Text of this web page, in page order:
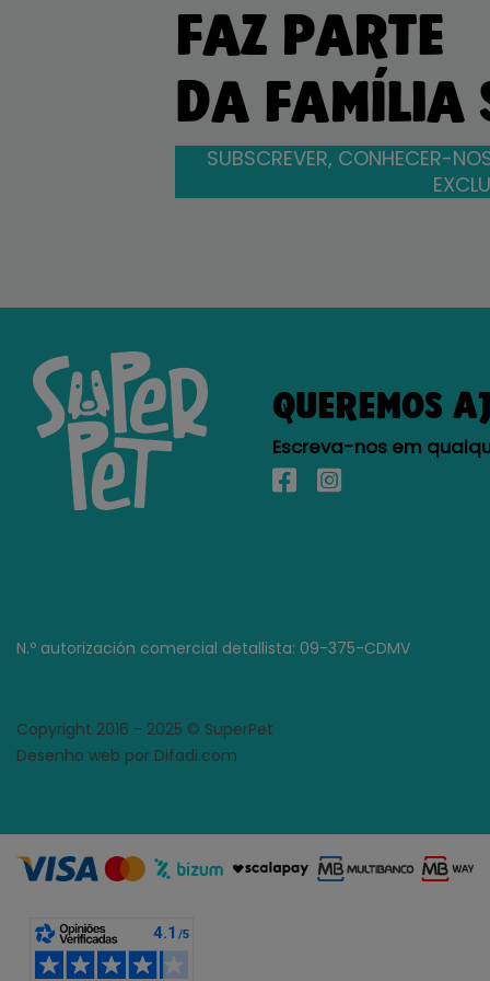
FAZ PARTE
DA FAMÍLIA
SUBSCREVER, CONHECER-
QUEREMOS
Escreva-nos em
N.º autorización comercial detallista: 09-375-CDMV
Copyright 2016 - 2025 © SuperPet
Desenho web por Difadi.com